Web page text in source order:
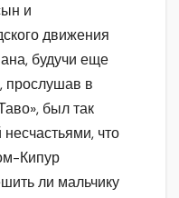
и
движения
будучи еще
прослушав в
был так
что
Кипур
ли мальчику